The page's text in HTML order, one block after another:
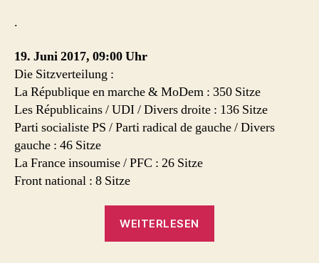
.
19. Juni 2017, 09:00 Uhr
Die Sitzverteilung :
La République en marche & MoDem : 350 Sitze
Les Républicains / UDI / Divers droite : 136 Sitze
Parti socialiste PS / Parti radical de gauche / Divers
gauche : 46 Sitze
La France insoumise / PFC : 26 Sitze
Front national : 8 Sitze
WEITERLESEN